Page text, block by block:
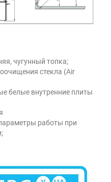
чугунный топка;
стекла (Air
белые внутренние плиты
работы при